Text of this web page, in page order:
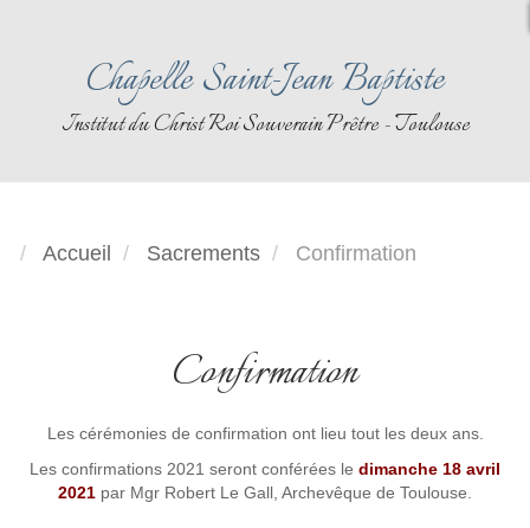
Chapelle Saint-Jean Baptiste
Institut du Christ Roi Souverain Prêtre - Toulouse
Accueil Sacrements Confirmation
Confirmation
Les cérémonies de confirmation ont lieu tout les deux ans.
Les confirmations 2021 seront conférées le dimanche 18 avril
2021 par Mgr Robert Le Gall, Archevêque de Toulouse.